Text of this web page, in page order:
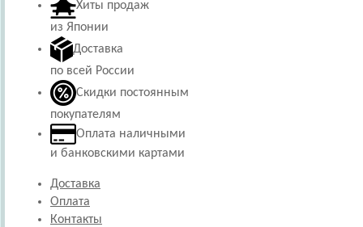
Хиты продаж
из Японии
Доставка
по всей России
Скидки постоянным
покупателям
Оплата наличными
и банковскими картами
Доставка
Оплата
Контакты